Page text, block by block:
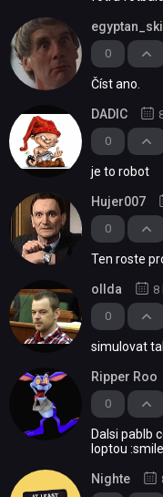
0
Číst ano.
0
DADIC
je to robot
0
Hujer007
Ten roste
0
ollda 8
simulovat
0
Ripper Roo
Dalsi pablb
loptou
Nighte